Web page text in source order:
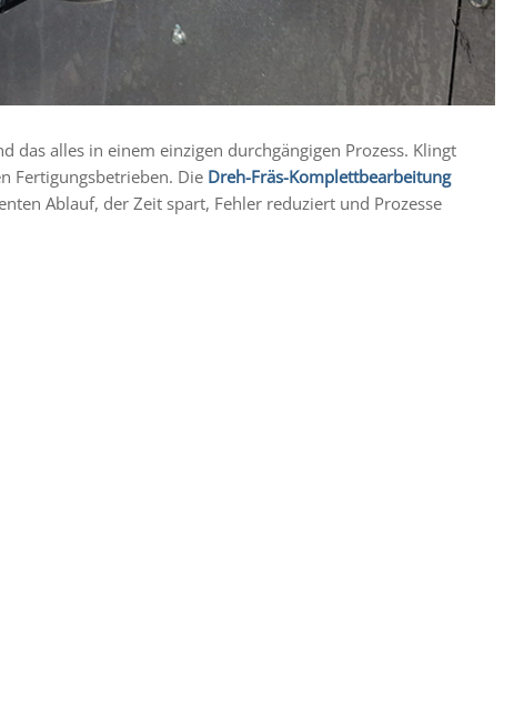
das alles in einem einzigen durchgängigen Prozess. Klingt
Fertigungsbetrieben. Die Dreh-Fräs-Komplettbearbeitung
Ablauf, der Zeit spart, Fehler reduziert und Prozesse